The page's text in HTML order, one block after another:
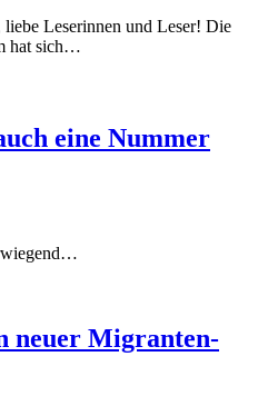
liebe Leserinnen und Leser! Die
hat sich…
eine Nummer
neuer Migranten-